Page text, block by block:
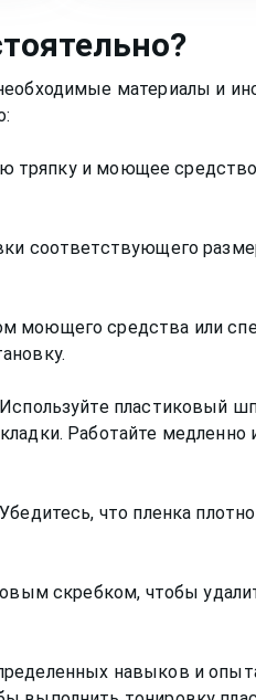
материалы и
тряпку и моющее
соответствующего
моющего средства или
пластиковый
Работайте медленно
что пленка
скребком, чтобы
навыков и